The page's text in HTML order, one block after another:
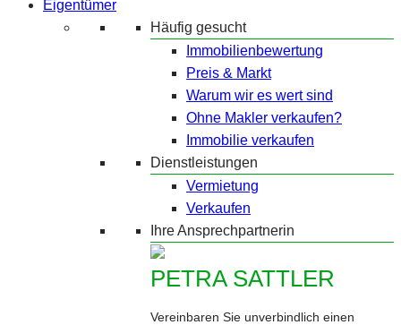
Eigentümer
Häufig gesucht
Immobilienbewertung
Preis & Markt
Warum wir es wert sind
Ohne Makler verkaufen?
Immobilie verkaufen
Dienstleistungen
Vermietung
Verkaufen
Ihre Ansprechpartnerin
PETRA SATTLER
Vereinbaren Sie unverbindlich einen